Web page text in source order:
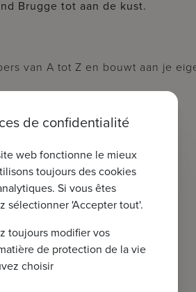
Brugge tot aan de kust.
van A tot Z en bouwt aan je
de confidentialité
web fonctionne le mieux
toujours des cookies
Si vous êtes
sélectionner 'Accepter tout'.
toujours modifier vos
de protection de la vie
choisir